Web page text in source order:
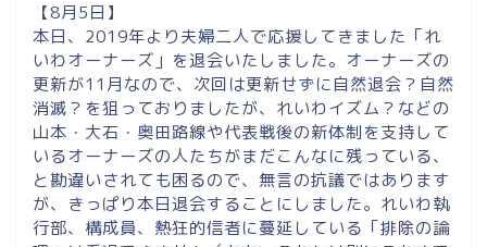
【8月5日】
本日、2019年より夫婦二人で応援してきました「れ
いわオーナーズ」を退会いたしました。オーナーズの
更新が11月なので、次回は更新せずに自然退会？自然
消滅？を狙っておりましたが、れいわイズム？などの
山本・大石・奥田路線や代表戦後の新体制を支持して
いるオーナーズの人たちがまだこんなに残っている、
と勘違いされても困るので、無言の抗議ではあります
が、きっぱり本日退会することにしました。れいわ執
行部、構成員、熱狂的信者に蔓延している「排除の論